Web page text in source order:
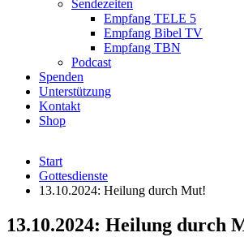
Sendezeiten
Empfang TELE 5
Empfang Bibel TV
Empfang TBN
Podcast
Spenden
Unterstützung
Kontakt
Shop
Start
Gottesdienste
13.10.2024: Heilung durch Mut!
13.10.2024: Heilung durch